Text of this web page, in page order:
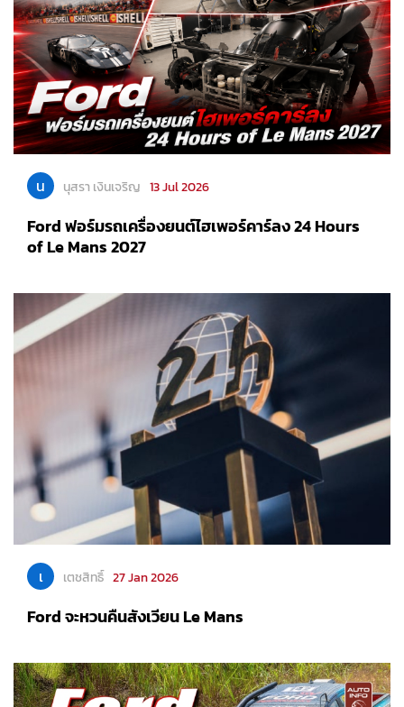
น นุสรา เงินเจริญ 13 Jul 2026
Ford ฟอร์มรถเครื่องยนต์ไฮเพอร์คาร์ลง 24 Hours
of Le Mans 2027
เ เตชสิทธิ์ 27 Jan 2026
Ford จะหวนคืนสังเวียน Le Mans